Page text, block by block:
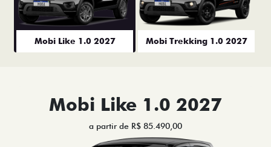
Mobi Like 1.0 2027 Mobi Trekking 1.0 2027
Mobi Like 1.0 2027
a partir de R$ 85.490,00